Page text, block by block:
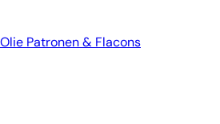
Olie Patronen & Flacons